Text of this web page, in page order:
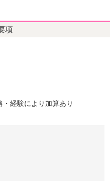
項
経験により加算あり